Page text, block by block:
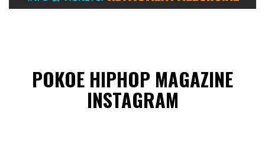
POKOE HIPHOP MAGAZINE
INSTAGRAM